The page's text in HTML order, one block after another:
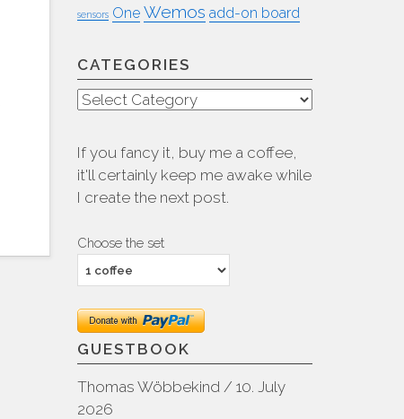
sensors One Wemos add-on board
CATEGORIES
Categories
If you fancy it, buy me a coffee,
it'll certainly keep me awake while
I create the next post.
Choose the set
GUESTBOOK
Thomas Wöbbekind / 10. July
2026